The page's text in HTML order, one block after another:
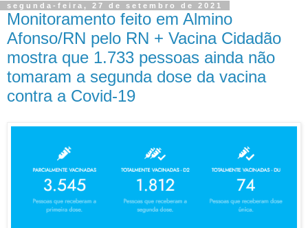
segunda-feira, 27 de setembro de 2021
Monitoramento feito em Almino
Afonso/RN pelo RN + Vacina Cidadão
mostra que 1.733 pessoas ainda não
tomaram a segunda dose da vacina
contra a Covid-19